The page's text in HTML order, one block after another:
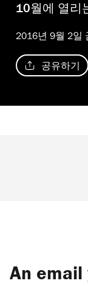
10월에 열리
2016년 9월 2일
공유하기
An email